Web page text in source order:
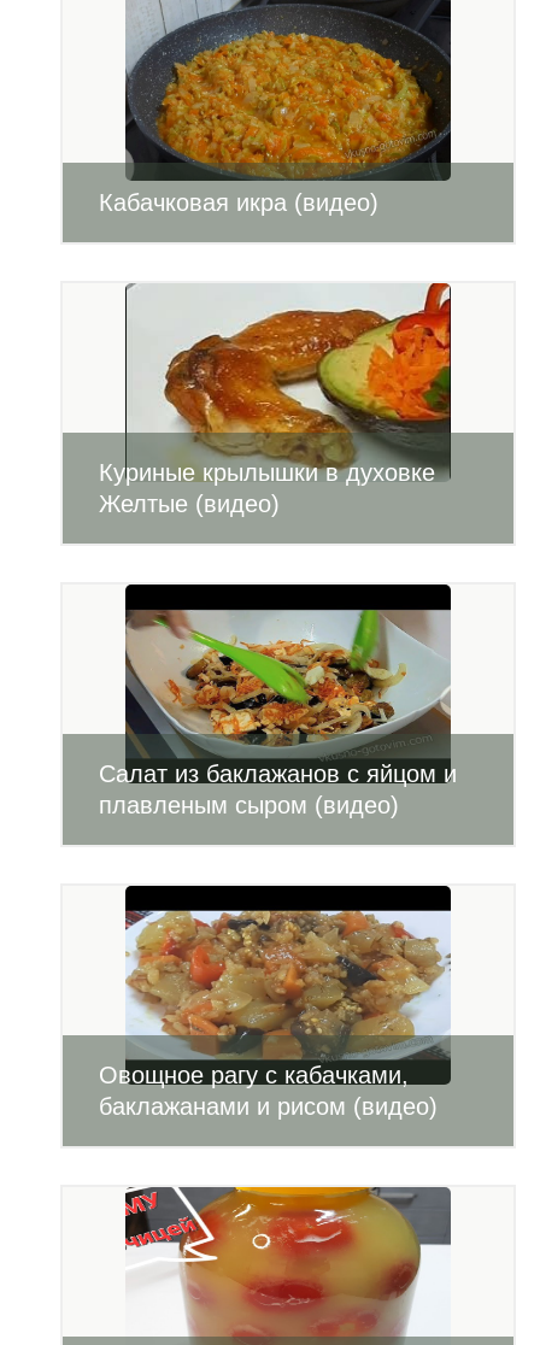
Кабачковая икра (видео)
Куриные крылышки в духовке
Желтые (видео)
Салат из баклажанов с яйцом и
плавленым сыром (видео)
Овощное рагу с кабачками,
баклажанами и рисом (видео)